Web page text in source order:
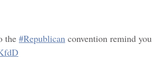
the #Republican convention remind you